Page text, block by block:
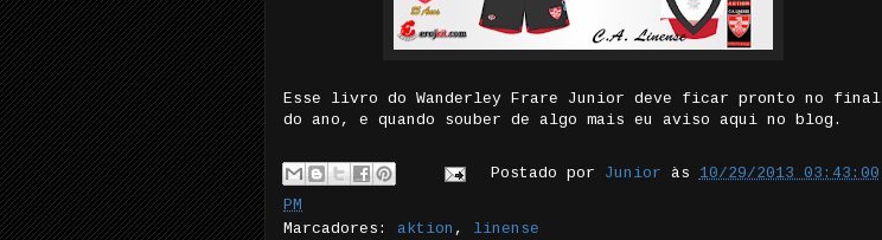
Esse livro do Wanderley Frare Junior deve ficar pronto no final
do ano, e quando souber de algo mais eu aviso aqui no blog.
Postado por Junior às 10/29/2013 03:43:00
PM
Marcadores: aktion , linense